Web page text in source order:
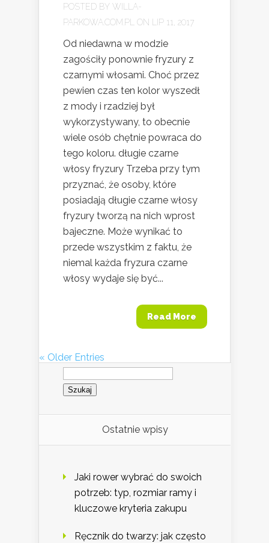
POSTED BY WILLA-
PARKOWA.COM.PL
ON LIP 11, 2017
Od niedawna w modzie
zagościły ponownie fryzury z
czarnymi włosami. Choć przez
pewien czas ten kolor wyszedł
z mody i rzadziej był
wykorzystywany, to obecnie
wiele osób chętnie powraca do
tego koloru. długie czarne
włosy fryzury Trzeba przy tym
przyznać, że osoby, które
posiadają długie czarne włosy
fryzury tworzą na nich wprost
bajeczne. Może wynikać to
przede wszystkim z faktu, że
niemal każda fryzura czarne
włosy wydaje się być...
Read More
« Older Entries
Szukaj:
Ostatnie wpisy
Jaki rower wybrać do swoich
potrzeb: typ, rozmiar ramy i
kluczowe kryteria zakupu
Ręcznik do twarzy: jak często